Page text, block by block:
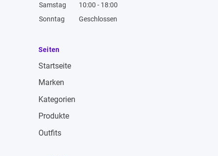
Samstag
10:00 - 18:00
Sonntag
Geschlossen
Seiten
Startseite
Marken
Kategorien
Produkte
Outfits